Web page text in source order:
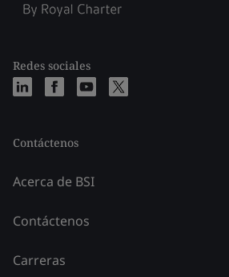
Redes sociales
Contáctenos
Acerca de BSI
Contáctenos
Carreras